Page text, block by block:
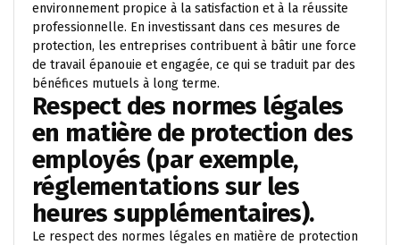
environnement propice à la satisfaction et à la réussite
professionnelle. En investissant dans ces mesures de
protection, les entreprises contribuent à bâtir une force
de travail épanouie et engagée, ce qui se traduit par des
bénéfices mutuels à long terme.
Respect des normes légales
en matière de protection des
employés (par exemple,
réglementations sur les
heures supplémentaires).
Le respect des normes légales en matière de protection